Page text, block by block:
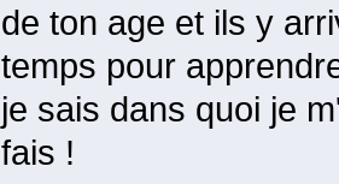
de ton age et ils y
temps pour
je sais dans quoi je
fais !